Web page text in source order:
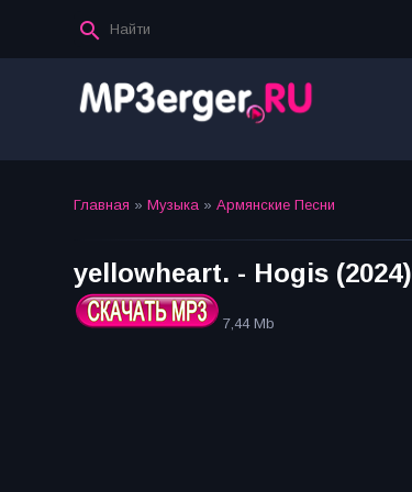
Главная » Музыка » Армянские Песни
yellowheart. - Hogis (2024)
7,44 Mb